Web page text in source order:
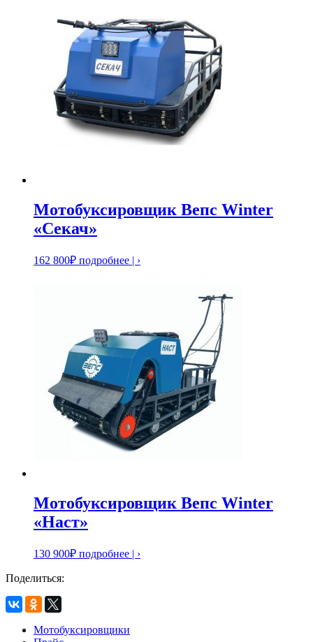
Мотобуксировщик Вепс Winter
«Секач»
162 800₽ подробнее | ›
Мотобуксировщик Вепс Winter
«Наст»
130 900₽ подробнее | ›
Поделиться:
Мотобуксировщики